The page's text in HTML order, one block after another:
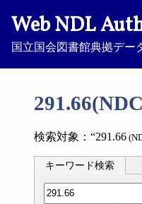
Web NDL
国立国会図書館典拠デー
検索対象：“291.66
キーワード検索
分類記号検索